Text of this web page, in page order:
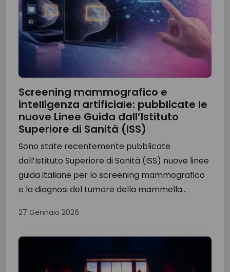
Screening mammografico e
intelligenza artificiale: pubblicate le
nuove Linee Guida dall’Istituto
Superiore di Sanità (ISS)
Sono state recentemente pubblicate
dall’Istituto Superiore di Sanità (ISS) nuove linee
guida italiane per lo screening mammografico
e la diagnosi del tumore della mammella...
27 Gennaio 2026